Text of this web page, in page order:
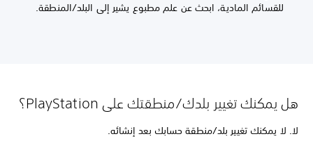
للقسائم المادية، ابحث عن علم مطبوع يشير إلى البلد/المنطقة.
هل يمكنك تغيير بلدك/منطقتك على PlayStation؟
لا. لا يمكنك تغيير بلد/منطقة حسابك بعد إنشائه.